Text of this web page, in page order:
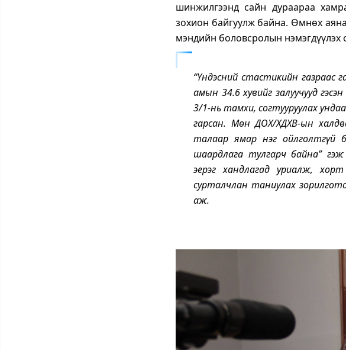
шинжилгээнд сайн дураараа
зохион байгуулж байна. Өмнөх
мэндийн боловсролын нэмэгдүүлэх
“Үндэсний стастикийн газраас
амын 34.6 хувийг залуучууд
3/1-нь тамхи, согтууруулах
гарсан. Мөн ДОХ/ХДХВ-ын
талаар ямар нэг ойлголтгүй
шаардлага тулгарч байна”
эерэг хандлагад уриалж,
сурталчлан таниулах
аж.